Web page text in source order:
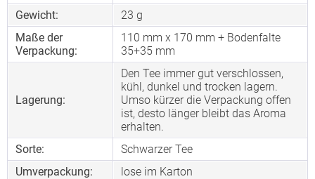
Gewicht:
23 g
Maße der
Verpackung:
110 mm x 170 mm + Bodenfalte
35+35 mm
Lagerung:
Den Tee immer gut verschlossen,
kühl, dunkel und trocken lagern.
Umso kürzer die Verpackung offen
ist, desto länger bleibt das Aroma
erhalten.
Sorte:
Schwarzer Tee
Umverpackung:
lose im Karton